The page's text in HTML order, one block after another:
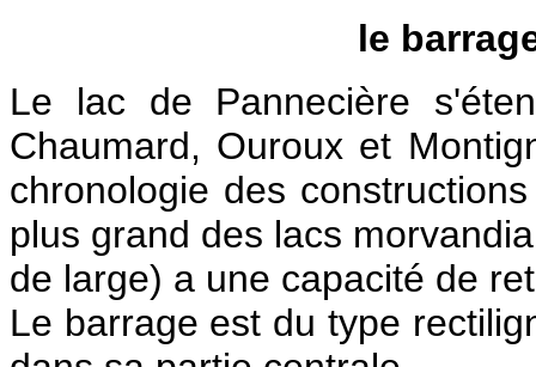
le
Le lac de Pannecière
Chaumard, Ouroux et
chronologie des
plus grand des lacs
de large) a une capacité de
Le barrage est du type